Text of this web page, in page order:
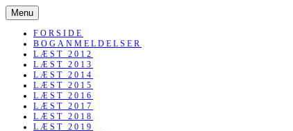
Menu SKIP
TO
CONTENT
FORSIDE
BOGANMELDELSER
LÆST 2012
LÆST 2013
LÆST 2014
LÆST 2015
LÆST 2016
LÆST 2017
LÆST 2018
LÆST 2019